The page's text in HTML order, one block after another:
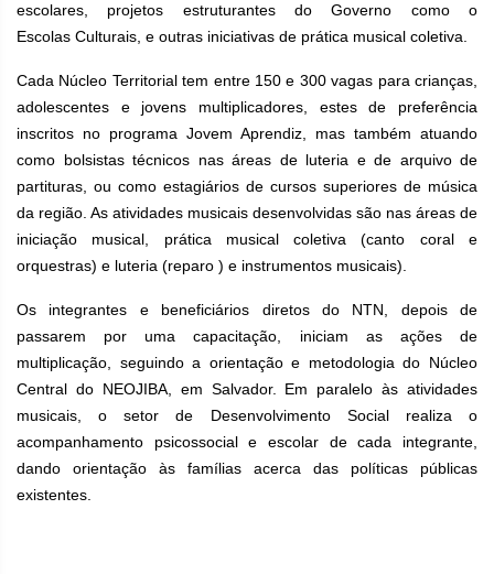
escolares, projetos estruturantes do Governo como o
Escolas Culturais, e outras iniciativas de prática musical coletiva.
Cada Núcleo Territorial tem entre 150 e 300 vagas para crianças,
adolescentes e jovens multiplicadores, estes de preferência
inscritos no programa Jovem Aprendiz, mas também atuando
como bolsistas técnicos nas áreas de luteria e de arquivo de
partituras, ou como estagiários de cursos superiores de música
da região. As atividades musicais desenvolvidas são nas áreas de
iniciação musical, prática musical coletiva (canto coral e
orquestras) e luteria (reparo ) e instrumentos musicais).
Os integrantes e beneficiários diretos do NTN, depois de
passarem por uma capacitação, iniciam as ações de
multiplicação, seguindo a orientação e metodologia do Núcleo
Central do NEOJIBA, em Salvador. Em paralelo às atividades
musicais, o setor de Desenvolvimento Social realiza o
acompanhamento psicossocial e escolar de cada integrante,
dando orientação às famílias acerca das políticas públicas
existentes.